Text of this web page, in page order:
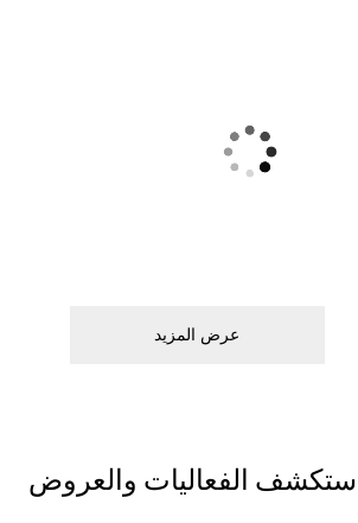
ﻋﺮﺽ اﻟﻤﺰﻳﺪ
اﺳﺘﻜﺸﻒ اﻟﻔﻌﺎﻟﻴﺎﺕ ﻭاﻟﻌﺮﻭﺽ